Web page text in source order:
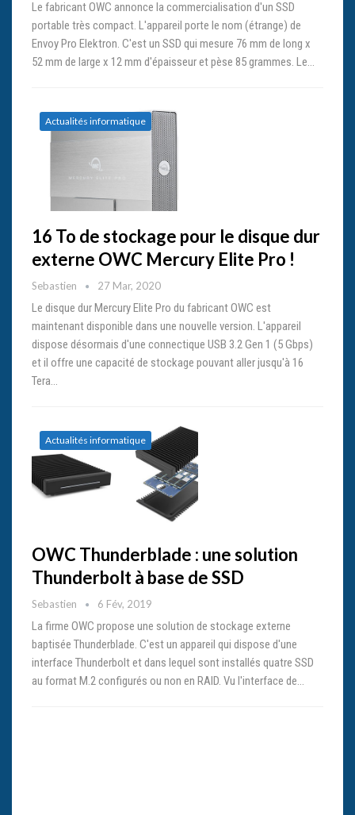
Le fabricant OWC annonce la commercialisation d'un SSD
portable très compact. L'appareil porte le nom (étrange) de
Envoy Pro Elektron. C'est un SSD qui mesure 76 mm de long x
52 mm de large x 12 mm d'épaisseur et pèse 85 grammes. Le…
Actualités informatique
16 To de stockage pour le disque dur
externe OWC Mercury Elite Pro !
Sebastien 27 Mar, 2020
Le disque dur Mercury Elite Pro du fabricant OWC est
maintenant disponible dans une nouvelle version. L'appareil
dispose désormais d'une connectique USB 3.2 Gen 1 (5 Gbps)
et il offre une capacité de stockage pouvant aller jusqu'à 16
Tera…
Actualités informatique
OWC Thunderblade : une solution
Thunderbolt à base de SSD
Sebastien 6 Fév, 2019
La firme OWC propose une solution de stockage externe
baptisée Thunderblade. C'est un appareil qui dispose d'une
interface Thunderbolt et dans lequel sont installés quatre SSD
au format M.2 configurés ou non en RAID. Vu l'interface de…